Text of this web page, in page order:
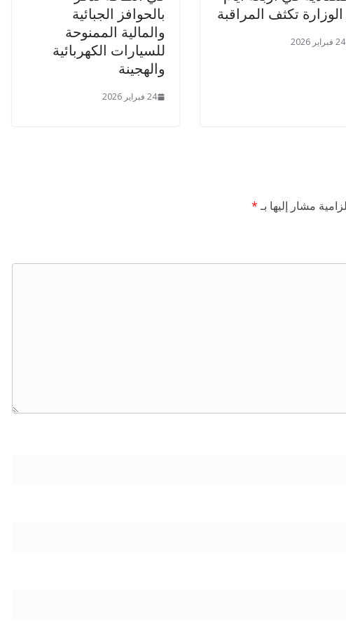
تكثف المراقبة
24 فبراير 2026
بالحوافز الجبائية
والمالية الممنوحة
للسيارات الكهربائية
والهجينة
24 فبراير 2026
مشار إليها بـ*